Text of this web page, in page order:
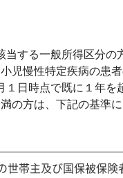
る一般所得区分の方
慢性特定疾病の患者
時点で既に１年を超
方は、下記の基準に
世帯主及び国保被保険